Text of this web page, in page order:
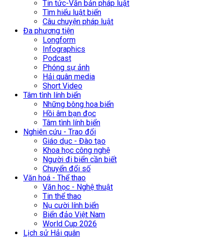
Tin tức-Văn bản pháp luật
Tìm hiểu luật biển
Câu chuyện pháp luật
Đa phương tiện
Longform
Infographics
Podcast
Phóng sự ảnh
Hải quân media
Short Video
Tâm tình lính biển
Những bông hoa biển
Hồi âm bạn đọc
Tâm tình lính biển
Nghiên cứu - Trao đổi
Giáo dục - Đào tạo
Khoa học công nghệ
Người đi biển cần biết
Chuyển đổi số
Văn hoá - Thể thao
Văn học - Nghệ thuật
Tin thể thao
Nụ cười lính biển
Biển đảo Việt Nam
World Cup 2026
Lịch sử Hải quân